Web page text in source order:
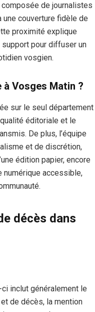
composée de journalistes
une couverture fidèle de
proximité explique
pour diffuser un
vosgien.
Vosges Matin ?
sur le seul département
éditoriale et le
De plus, l’équipe
et de discrétion,
édition papier, encore
numérique accessible,
décès dans
inclut généralement le
de décès, la mention